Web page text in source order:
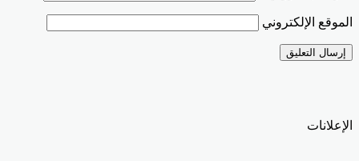
الموقع الإلكتروني
الإعلانات